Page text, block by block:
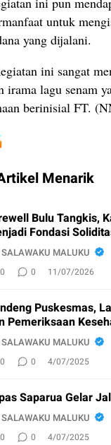
untuk
yang dijalani.
ini sangat
irama lagu senam
berinisial FT.
Menarik
Bulu Tangkis,
Fondasi
SALAWAKU MALUKU
0 0 11/07/2026
Puskesmas,
Pemeriksaan
SALAWAKU MALUKU
0 0 4/07/2025
Saparua Gelar
SALAWAKU MALUKU
0 0 4/07/2025